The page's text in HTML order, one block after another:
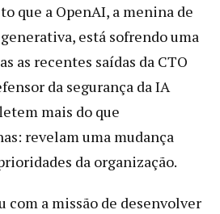
que a OpenAI, a menina de
está sofrendo uma
as recentes saídas da CTO
da segurança da IA
mais do que
revelam uma mudança
da organização.
com a missão de desenvolver